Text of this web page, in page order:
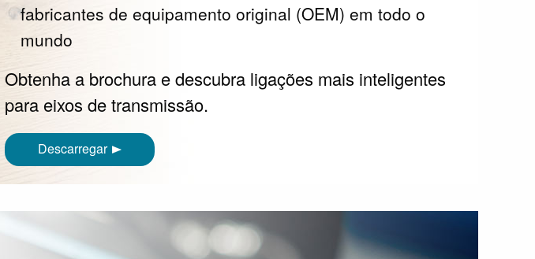
fabricantes de equipamento original (OEM) em todo o
mundo
Obtenha a brochura e descubra ligações mais inteligentes
para eixos de transmissão.
Descarregar